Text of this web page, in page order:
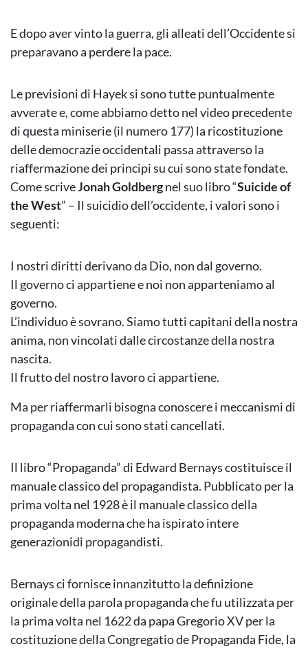
E dopo aver vinto la guerra, gli alleati dell’Occidente si
preparavano a perdere la pace.
Le previsioni di Hayek si sono tutte puntualmente
avverate e, come abbiamo detto nel video precedente
di questa miniserie (il numero 177) la ricostituzione
delle democrazie occidentali passa attraverso la
riaffermazione dei principi su cui sono state fondate.
Come scriveJonah Goldbergnel suo libro “Suicide of
the West” – Il suicidio dell’occidente, i valori sono i
seguenti:
I nostri diritti derivano da Dio, non dal governo.
Il governo ci appartiene e noi non apparteniamo al
governo.
L’individuo è sovrano. Siamo tutti capitani della nostra
anima, non vincolati dalle circostanze della nostra
nascita.
Il frutto del nostro lavoro ci appartiene.
Ma per riaffermarli bisogna conoscere i meccanismi di
propaganda con cui sono stati cancellati.
Il libro “Propaganda” di Edward Bernays costituisce il
manuale classico del propagandista. Pubblicato per la
prima volta nel 1928 è il manuale classico della
propaganda moderna che ha ispirato intere
generazionidi propagandisti.
Bernays ci fornisce innanzitutto la definizione
originale della parola propaganda che fu utilizzata per
la prima volta nel 1622 da papa Gregorio XV per la
costituzione della Congregatio de Propaganda Fide, la